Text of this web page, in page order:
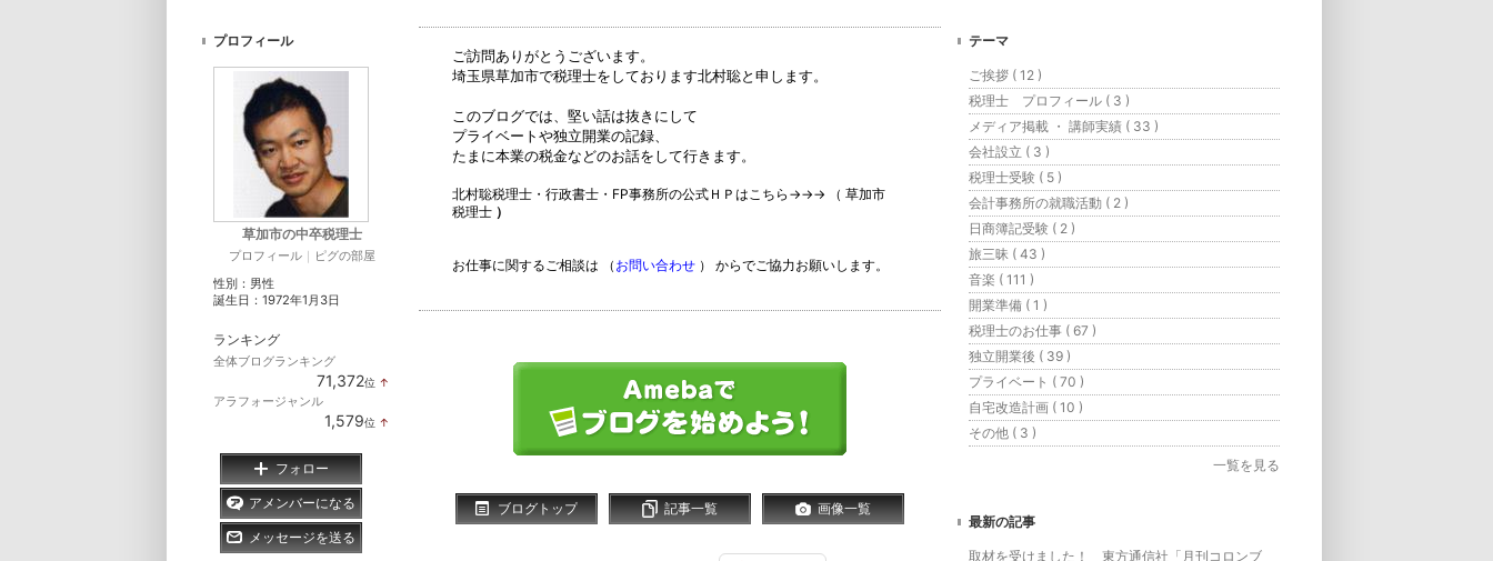
ご訪問ありがとうございます。
埼玉県草加市で税理士をしております北村聡と申します。
このブログでは、堅い話は抜きにして
プライベートや独立開業の記録、
たまに本業の税金などのお話をして行きます。
北村聡税理士・行政書士・FP事務所の公式ＨＰはこちら→→→ （ 草加市
税理士 ）
お仕事に関するご相談は （ お問い合わせ ） からでご協力お願いします。
ブログトップ 記事一覧 画像一覧
テーマ
ご挨拶 ( 12 )
税理士 プロフィール ( 3 )
メディア掲載 ・ 講師実績 ( 33 )
会社設立 ( 3 )
税理士受験 ( 5 )
会計事務所の就職活動 ( 2 )
日商簿記受験 ( 2 )
旅三昧 ( 43 )
音楽 ( 111 )
開業準備 ( 1 )
税理士のお仕事 ( 67 )
独立開業後 ( 39 )
プライベート ( 70 )
自宅改造計画 ( 10 )
その他 ( 3 )
一覧を見る
最新の記事
取材を受けました！ 東方通信社「月刊コロンブ
プロフィール
草加市の中卒税理士
プロフィール ｜ ピグの部屋
性別： 男性
誕生日： 1972年1月3日
ランキング
全体ブログランキング
71,372位 ↑
アラフォージャンル
1,579位 ↑
フォロー
アメンバーになる
メッセージを送る